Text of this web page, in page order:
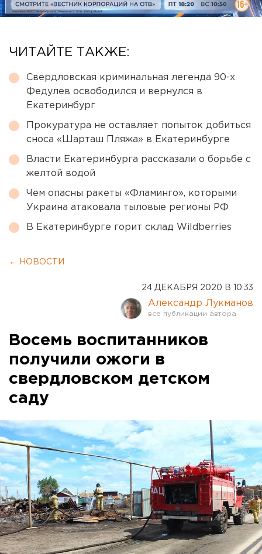
ЧИТАЙТЕ ТАКЖЕ:
Свердловская криминальная легенда 90-х
Федулев освободился и вернулся в
Екатеринбург
Прокуратура не оставляет попыток добиться
сноса «Шарташ Пляжа» в Екатеринбурге
Власти Екатеринбурга рассказали о борьбе с
желтой водой
Чем опасны ракеты «Фламинго», которыми
Украина атаковала тыловые регионы РФ
В Екатеринбурге горит склад Wildberries
← НОВОСТИ
24 ДЕКАБРЯ 2020 В 10:33
Александр Лукманов
Восемь воспитанников
получили ожоги в
свердловском детском
саду